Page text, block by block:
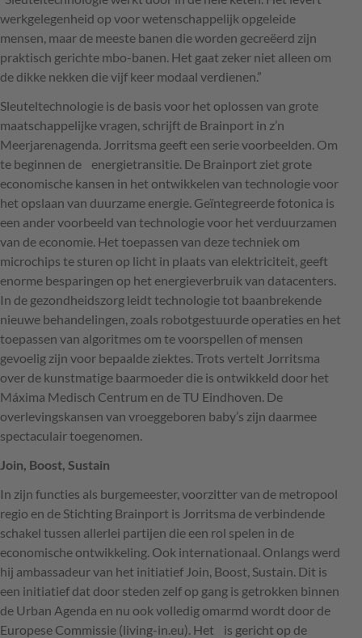
werkgelegenheid op voor wetenschappelijk opgeleide
mensen, maar de meeste banen die worden gecreëerd zijn
praktisch gerichte mbo-banen. Het gaat zeker niet alleen om
de dikke nekken die vijf keer modaal verdienen.”
Sleuteltechnologie is de basis voor het oplossen van grote
maatschappelijke vragen, schrijft de Brainport in z’n
Meerjarenagenda. Jorritsma geeft een serie voorbeelden. Om
te beginnen de energietransitie. De Brainport ziet grote
economische kansen in het ontwikkelen van technologie voor
het opslaan van duurzame energie. Geïntegreerde fotonica is
een ander voorbeeld van technologie voor het verduurzamen
van de economie. Het toepassen van deze techniek om
microchips te sturen op licht in plaats van elektriciteit, geeft
enorme besparingen op het energieverbruik van datacenters.
In de gezondheidszorg leidt technologie tot baanbrekende
nieuwe behandelingen, zoals robotgestuurde operaties en het
toepassen van algoritmes om te voorspellen of mensen
gevoelig zijn voor bepaalde ziektes. Trots vertelt Jorritsma
over de kunstmatige baarmoeder die is ontwikkeld door het
Máxima Medisch Centrum en de TU Eindhoven. De
overlevingskansen van vroeggeboren baby’s zijn daarmee
spectaculair toegenomen.
Join, Boost, Sustain
In zijn functies als burgemeester, voorzitter van de metropool
regio en de Stichting Brainport is Jorritsma de verbindende
schakel tussen allerlei partijen die een rol spelen in de
economische ontwikkeling. Ook internationaal. Onlangs werd
hij ambassadeur van het initiatief Join, Boost, Sustain. Dit is
een initiatief dat door steden zelf op gang is getrokken binnen
de Urban Agenda en nu ook volledig omarmd wordt door de
Europese Commissie (living-in.eu). Het is gericht op de